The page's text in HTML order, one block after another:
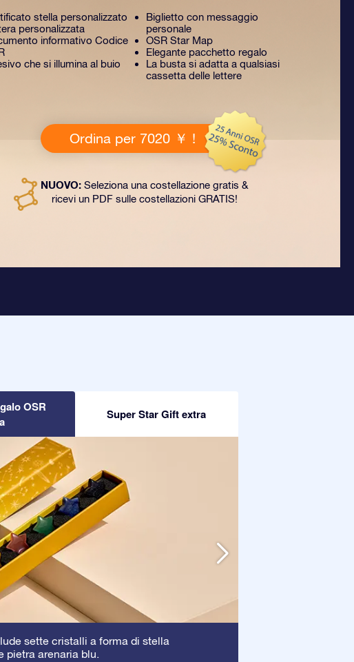
stella personalizzato
personalizzata
informativo Codice
che si illumina al buio
Biglietto con messaggio
personale
OSR Star Map
Elegante pacchetto regalo
La busta si adatta a qualsiasi
cassetta delle lettere
Ordina per 7020 ￥ !
NUOVO: Seleziona una costellazione gratis &
ricevi un PDF sulle costellazioni GRATIS!
OSR
Super Star Gift extra
sette cristalli a forma di stella
pietra arenaria blu.